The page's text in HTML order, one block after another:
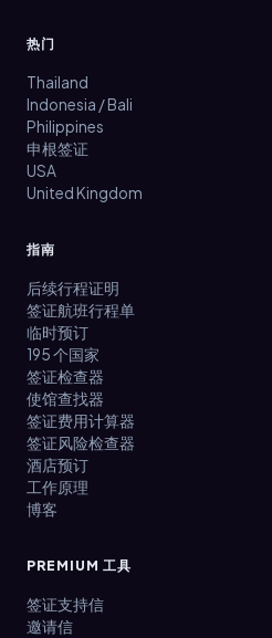
热门
Thailand
Indonesia / Bali
Philippines
申根签证
USA
United Kingdom
指南
后续行程证明
签证航班行程单
临时预订
195 个国家
签证检查器
使馆查找器
签证费用计算器
签证风险检查器
酒店预订
工作原理
博客
PREMIUM 工具
签证支持信
邀请信